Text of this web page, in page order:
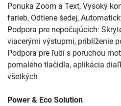
Ponuka Zoom a Text, Vysoký
farieb, Odtiene šedej,
Podpora pre nepočujúcich:
viacerými výstupmi, priblíženie
Podpora pre ľudí s poruchou
pomalého tlačidla, aplikácia
všetkých
Power & Eco Solution